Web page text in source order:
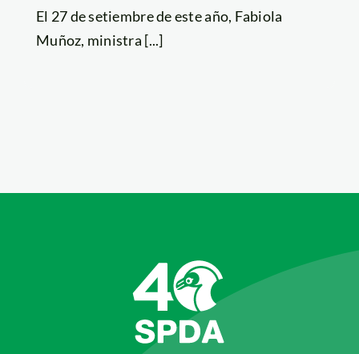
El 27 de setiembre de este año, Fabiola
Muñoz, ministra [...]